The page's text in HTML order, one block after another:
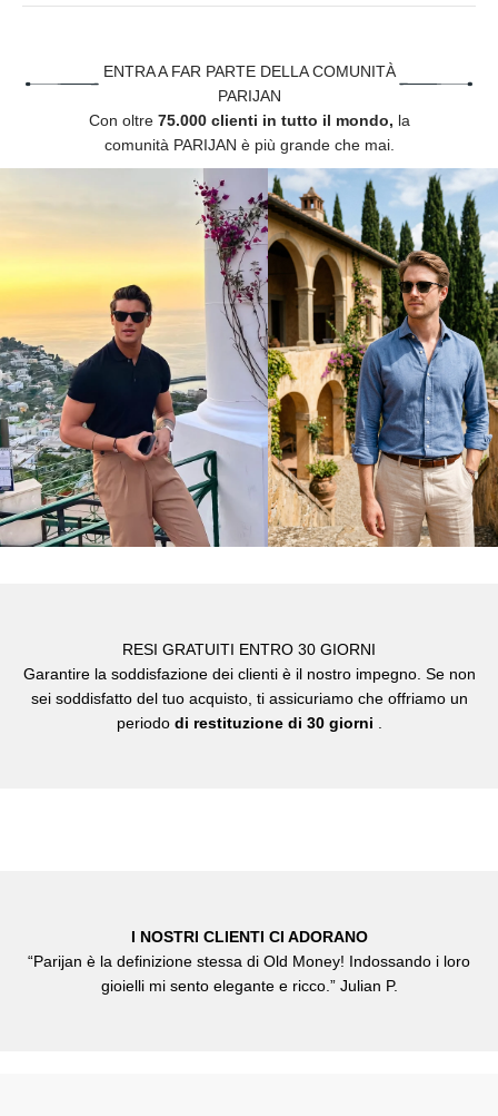
ENTRA A FAR PARTE DELLA COMUNITÀ
PARIJAN
Con oltre 75.000 clienti in tutto il mondo, la
comunità PARIJAN è più grande che mai.
RESI GRATUITI ENTRO 30 GIORNI
Garantire la soddisfazione dei clienti è il nostro impegno. Se non
sei soddisfatto del tuo acquisto, ti assicuriamo che offriamo un
periodo di restituzione di 30 giorni .
I NOSTRI CLIENTI CI ADORANO
“Parijan è la definizione stessa di Old Money! Indossando i loro
gioielli mi sento elegante e ricco.” Julian P.